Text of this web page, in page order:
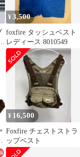
¥3,500
foxfire タッシュベスト
レディース 8010549
¥ 16,500
Foxfire チェストストラ
ップベスト